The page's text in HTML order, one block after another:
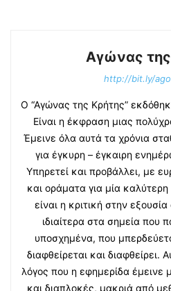
Αγώνας
http://bit.ly/
Ο “Αγώνας της Κρήτης”
Είναι η έκφραση μιας
Έμεινε όλα αυτά τα χρόνια
για έγκυρη – έγκαιρη
Υπηρετεί και προβάλλει, με
και οράματα για μία
είναι η κριτική στην
ιδιαίτερα στα σημεία που
υποσχημένα, που
διαφθείρεται και διαφθείρει.
λόγος που η εφημερίδα έμεινε
και διαπλοκές, μακριά από